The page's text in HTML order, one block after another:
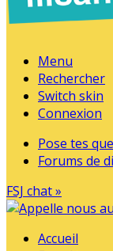
Menu
Rechercher
Switch skin
Connexion
Pose tes
Forums de
FSJ chat »
Accueil